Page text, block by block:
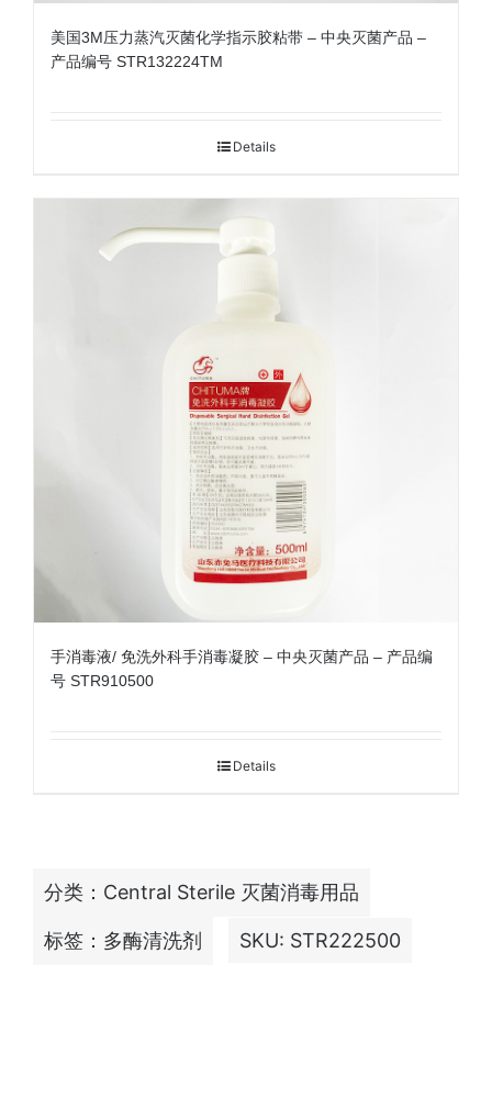
美国3M压力蒸汽灭菌化学指示胶粘带 – 中央灭菌产品 –
产品编号 STR132224TM
Details
手消毒液/ 免洗外科手消毒凝胶 – 中央灭菌产品 – 产品编
号 STR910500
Details
分类： Central Sterile 灭菌消毒用品
标签： 多酶清洗剂 SKU: STR222500